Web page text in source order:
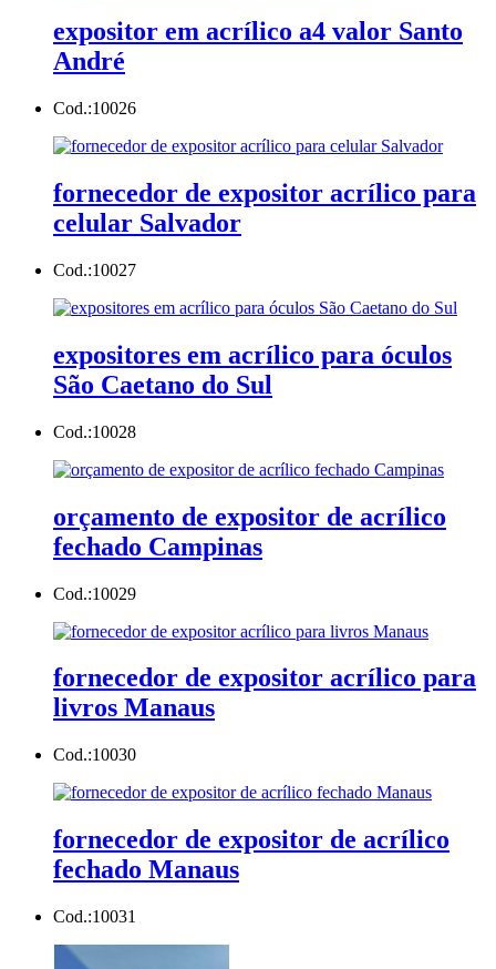
expositor em acrílico a4 valor Santo
André
Cod.:10026
fornecedor de expositor acrílico para
celular Salvador
Cod.:10027
expositores em acrílico para óculos
São Caetano do Sul
Cod.:10028
orçamento de expositor de acrílico
fechado Campinas
Cod.:10029
fornecedor de expositor acrílico para
livros Manaus
Cod.:10030
fornecedor de expositor de acrílico
fechado Manaus
Cod.:10031